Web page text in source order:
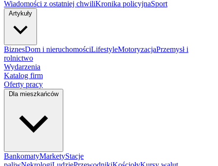
Wiadomości z ostatniej chwiliKronika policyjnaSport
Artykuły
BiznesDom i nieruchomościLifestyleMotoryzacjaPrzemysł i
rolnictwo
Wydarzenia
Katalog firm
Oferty pracy
Dla mieszkańców
BankomatyMarketyStacje